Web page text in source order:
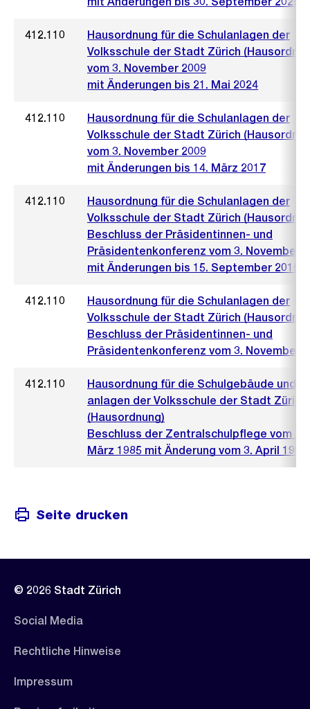
412.110
Hausordnung für die Schulanlagen der
Volksschule der Stadt Zürich
vom 3. November 2009
mit Änderungen bis 21. Mai 2024
412.110
Hausordnung für die Schulanlagen der
Volksschule der Stadt Zürich
vom 3. November 2009
mit Änderungen bis 14. März 2017
412.110
Hausordnung für die Schulanlagen der
Volksschule der Stadt Zürich
Beschluss der Präsidentinnen- und
Präsidentenkonferenz vom 3. November
mit Änderungen bis 15. September 2015
412.110
Hausordnung für die Schulanlagen der
Volksschule der Stadt Zürich
Beschluss der Präsidentinnen- und
Präsidentenkonferenz vom 3. November
412.110
Hausordnung für die Schulgebäude und -
anlagen der Volksschule der Stadt Zürich
(Hausordnung)
Beschluss der Zentralschulpflege vom 26.
März 1985 mit Änderung vom 3. April 1990
Seite drucken
© 2026 Stadt Zürich
Social Media
Rechtliche Hinweise
Impressum